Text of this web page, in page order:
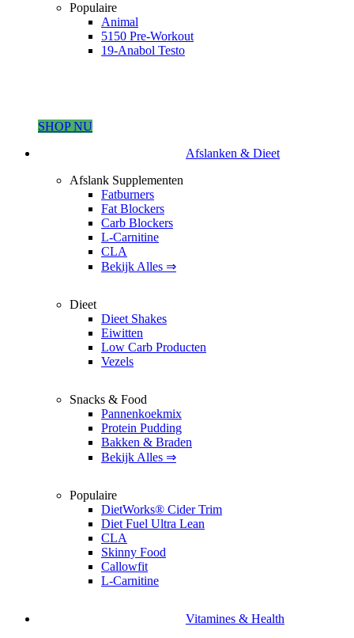
Populaire
Animal
5150 Pre-Workout
19-Anabol Testo
SHOP NU
Afslanken & Dieet
Afslank Supplementen
Fatburners
Fat Blockers
Carb Blockers
L-Carnitine
CLA
Bekijk Alles ⇒
Dieet
Dieet Shakes
Eiwitten
Low Carb Producten
Vezels
Snacks & Food
Pannenkoekmix
Protein Pudding
Bakken & Braden
Bekijk Alles ⇒
Populaire
DietWorks® Cider Trim
Diet Fuel Ultra Lean
CLA
Skinny Food
Callowfit
L-Carnitine
Vitamines & Health